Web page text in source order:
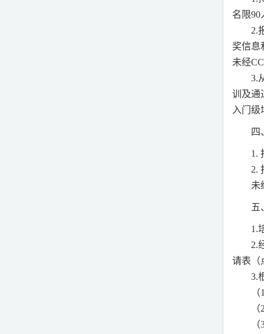
名限90
2.
奖信息
未经
3.
训及通
入门级
四
1.
2.
未
五
1.
2.
请表（
3.
（1
（2
（